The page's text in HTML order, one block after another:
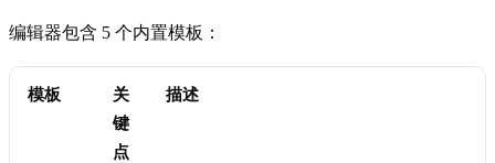
编辑器包含 5 个内置模板：
模板
关
键
点
描述